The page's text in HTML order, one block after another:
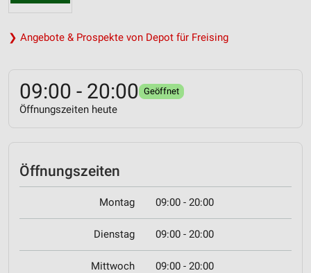
❯ Angebote & Prospekte von Depot für Freising
09:00 - 20:00 Geöffnet
Öffnungszeiten heute
Öffnungszeiten
Montag 09:00 - 20:00
Dienstag 09:00 - 20:00
Mittwoch 09:00 - 20:00